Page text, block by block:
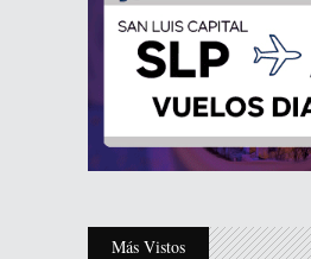
Más Vistos